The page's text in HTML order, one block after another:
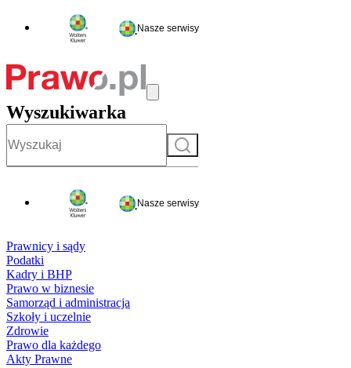
Nasze serwisy
Wyszukiwarka
Szukaj
Nasze serwisy
Prawnicy i sądy
Podatki
Kadry i BHP
Prawo w biznesie
Samorząd i administracja
Szkoły i uczelnie
Zdrowie
Prawo dla każdego
Akty Prawne